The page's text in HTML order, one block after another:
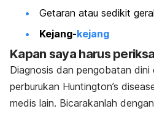
Getaran atau sedikit
Kejang-kejang
Kapan saya harus
Diagnosis dan pengobatan dini
perburukan Huntington’s
medis lain. Bicarakanlah